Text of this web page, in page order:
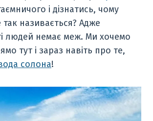
і дізнатись, чому
називається? Адже
людей немає меж. Ми хочемо
тут і зараз навіть про те,
солона!